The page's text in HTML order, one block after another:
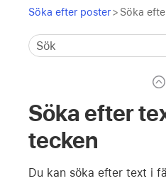
Söka efter poster> Söka
Söka efter
tecken
Du kan söka efter text i